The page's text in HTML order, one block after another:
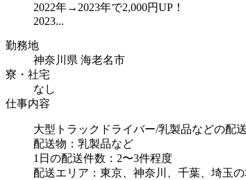
2022年→2023年で2,000円UP！
2023...
勤務地
神奈川県 海老名市
寮・社宅
なし
仕事内容
大型トラックドライバー/乳製品などの配送
配送物：乳製品など
1日の配送件数：2〜3件程度
配送エリア：東京、神奈川、千葉、埼玉